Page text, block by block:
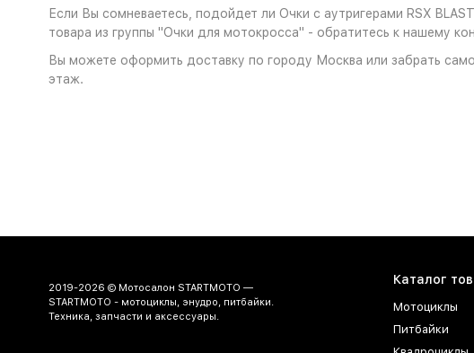
Если Вы сомневаетесь, подойдет ли Очки с аутригерами RSX
товара из группы "Очки для мотокросса" - обратитесь к нашему
Вы можете оформить доставку по городу Москва или забрать
этаж.
2019-2026 © Мотосалон STARTMOTO —
STARTMOTO - мотоциклы, энудро, питбайки.
Техника, запчасти и аксессуары.
Каталог
Мотоциклы
Питбайки